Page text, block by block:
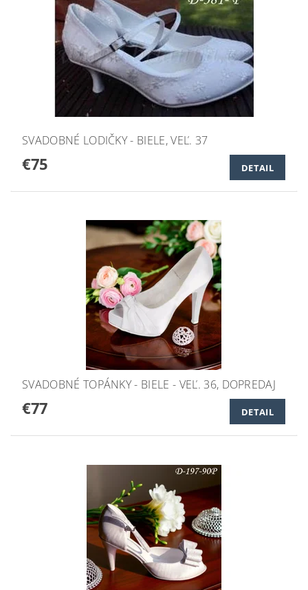
SVADOBNÉ LODIČKY - BIELE, VEĽ. 37
€75 DETAIL
SVADOBNÉ TOPÁNKY - BIELE - VEĽ. 36, DOPREDAJ
€77 DETAIL